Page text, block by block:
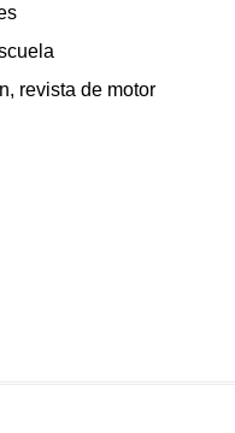
revista de motor